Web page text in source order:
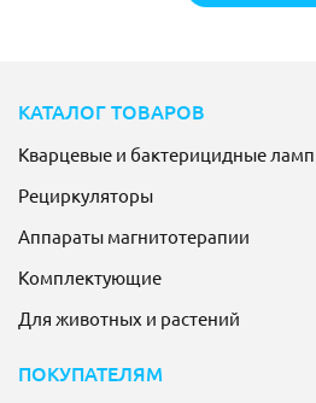
КАТАЛОГ ТОВАРОВ
Кварцевые и бактерицидные
Рециркуляторы
Аппараты магнитотерапии
Комплектующие
Для животных и растений
ПОКУПАТЕЛЯМ